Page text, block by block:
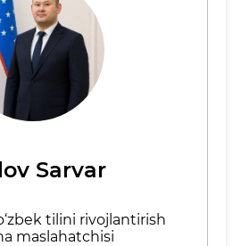
Sarvar
tilini rivojlantirish
maslahatchisi